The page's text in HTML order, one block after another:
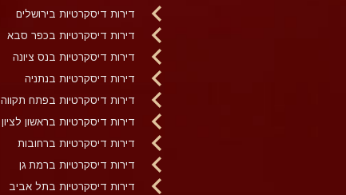
דירות דיסקרטיות בירושלים
דירות דיסקרטיות בכפר סבא
דירות דיסקרטיות בנס ציונה
דירות דיסקרטיות בנתניה
דירות דיסקרטיות בפתח תקווה
דירות דיסקרטיות בראשון לציון
דירות דיסקרטיות ברחובות
דירות דיסקרטיות ברמת גן
דירות דיסקרטיות בתל אביב